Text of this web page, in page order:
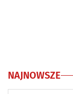
NAJNOWSZE